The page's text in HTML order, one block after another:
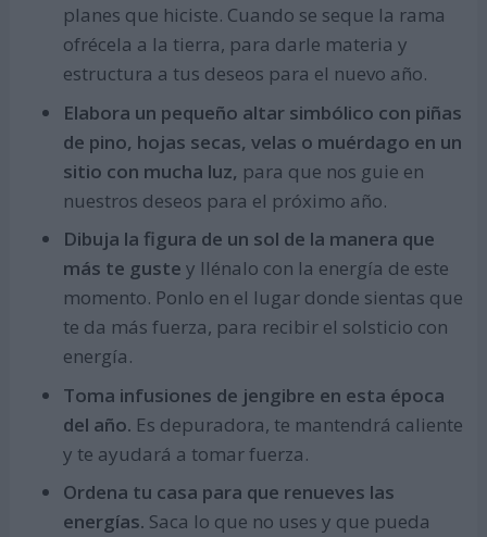
planes que hiciste. Cuando se seque la rama
ofrécela a la tierra, para darle materia y
estructura a tus deseos para el nuevo año.
Elabora un pequeño altar simbólico con piñas
de pino, hojas secas, velas o muérdago en un
sitio con mucha luz, para que nos guie en
nuestros deseos para el próximo año.
Dibuja la figura de un sol de la manera que
más te guste y llénalo con la energía de este
momento. Ponlo en el lugar donde sientas que
te da más fuerza, para recibir el solsticio con
energía.
Toma infusiones de jengibre en esta época
del año. Es depuradora, te mantendrá caliente
y te ayudará a tomar fuerza.
Ordena tu casa para que renueves las
energías. Saca lo que no uses y que pueda